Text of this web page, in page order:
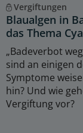
Vergiftungen
Blaualgen in
das Thema
„Badeverbot
sind an einigen
Symptome
hin? Und wie
Vergiftung vor?